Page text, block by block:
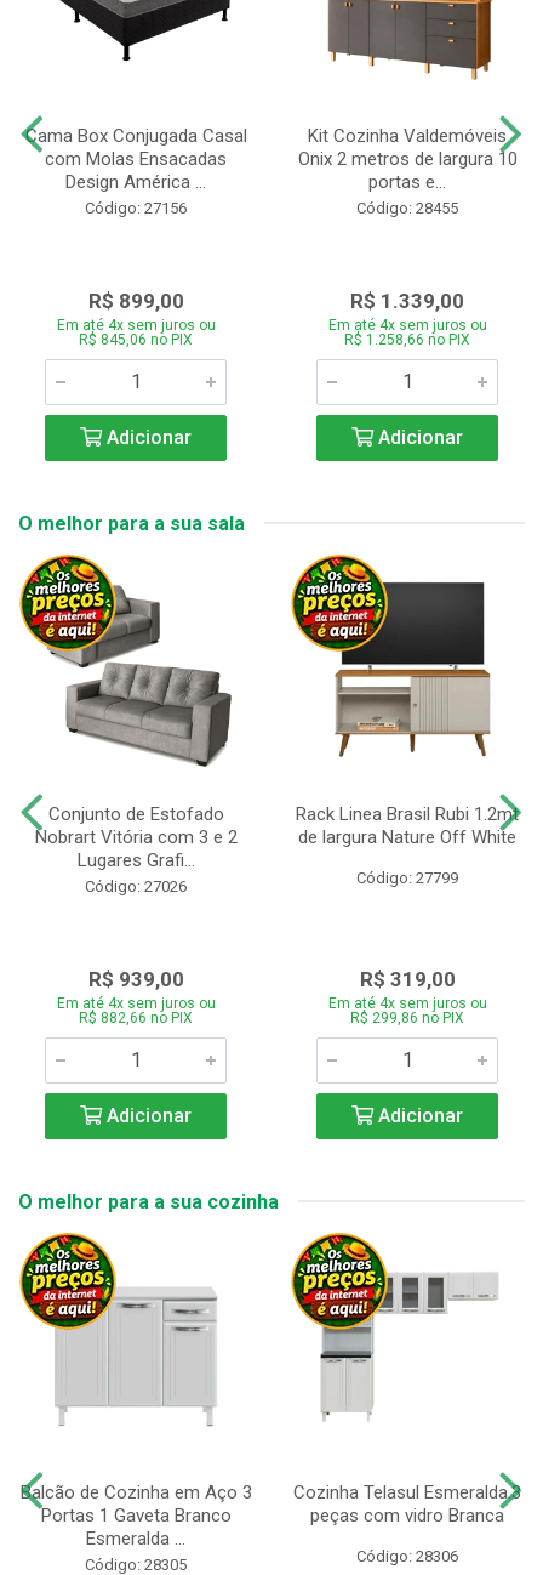
Cama Box Conjugada Casal
com Molas Ensacadas
Design América ...
Código: 27156
R$ 899,00
Em até 4x sem juros ou
R$ 845,06 no PIX
Adicionar
Kit Cozinha Valdemóveis
Onix 2 metros de largura 10
portas e...
Código: 28455
R$ 1.339,00
Em até 4x sem juros ou
R$ 1.258,66 no PIX
Adicionar
O melhor para a sua sala
Conjunto de Estofado
Nobrart Vitória com 3 e 2
Lugares Grafi...
Código: 27026
R$ 939,00
Em até 4x sem juros ou
R$ 882,66 no PIX
Adicionar
Rack Linea Brasil Rubi 1.2mt
de largura Nature Off White
Código: 27799
R$ 319,00
Em até 4x sem juros ou
R$ 299,86 no PIX
Adicionar
O melhor para a sua cozinha
Balcão de Cozinha em Aço 3
Portas 1 Gaveta Branco
Esmeralda ...
Código: 28305
Cozinha Telasul Esmeralda.3
peças com vidro Branca
Código: 28306